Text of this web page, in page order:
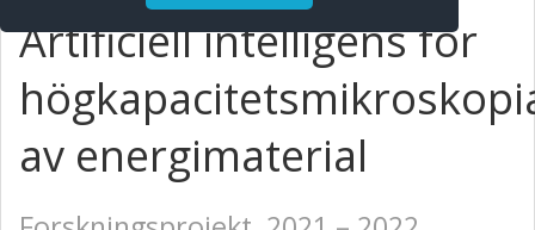
Artificiell intelligens för
av energimaterial